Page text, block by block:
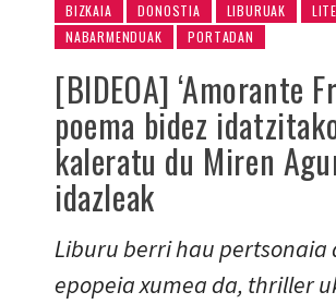
BIZKAIA DONOSTIA LIBURUAK
NABARMENDUAK
PORTADAN
[BIDEOA] ‘Amorante
poema bidez
kaleratu du Miren
idazleak
Liburu berri hau
epopeia xumea da, thriller